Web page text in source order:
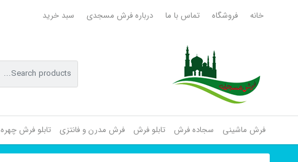
خانه فروشگاه تماس با ما درباره فرش مسجدی سبد خرید
فرش ماشینی سجاده فرش تابلو فرش فرش مدرن و فانتزی تابلو فرش چهره